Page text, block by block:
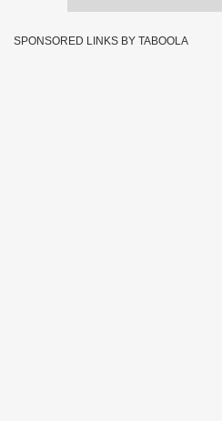
SPONSORED LINKS BY TABOOLA